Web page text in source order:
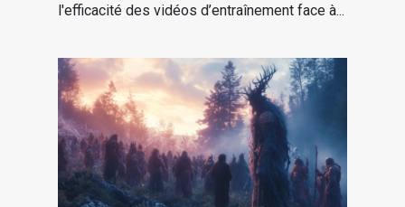
l'efficacité des vidéos d’entraînement face à...